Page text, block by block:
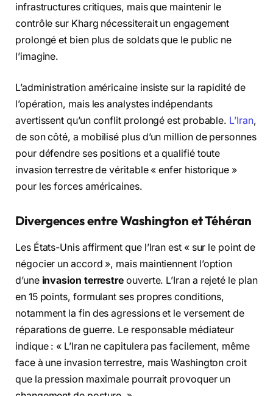
infrastructures critiques, mais que maintenir le
contrôle sur Kharg nécessiterait un engagement
prolongé et bien plus de soldats que le public ne
l’imagine.
L’administration américaine insiste sur la rapidité de
l’opération, mais les analystes indépendants
avertissent qu’un conflit prolongé est probable. L’Iran,
de son côté, a mobilisé plus d’un million de personnes
pour défendre ses positions et a qualifié toute
invasion terrestre de véritable « enfer historique »
pour les forces américaines.
Divergences entre Washington et Téhéran
Les États-Unis affirment que l’Iran est « sur le point de
négocier un accord », mais maintiennent l’option
d’une invasion terrestre ouverte. L’Iran a rejeté le plan
en 15 points, formulant ses propres conditions,
notamment la fin des agressions et le versement de
réparations de guerre. Le responsable médiateur
indique : « L’Iran ne capitulera pas facilement, même
face à une invasion terrestre, mais Washington croit
que la pression maximale pourrait provoquer un